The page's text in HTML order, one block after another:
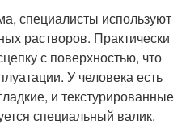
специалисты используют
растворов. Практически
с поверхностью, что
У человека есть
и текстурированные
специальный валик.